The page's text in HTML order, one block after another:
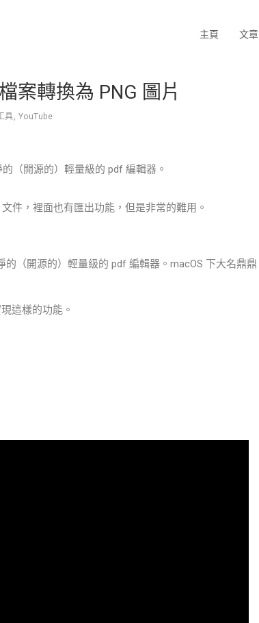
主頁 文章
案轉換為 PNG 圖片
具, YouTube
（開源的）輕量級的 pdf 編輯器。
件，裡面也有匯出功能，但是非常的難用。
（開源的）輕量級的 pdf 編輯器。macOS 下大名鼎鼎
這樣的功能。